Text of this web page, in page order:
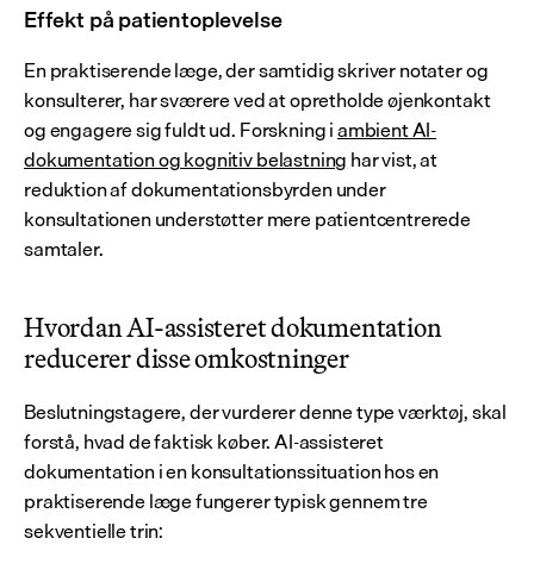
Effekt på patientoplevelse
En praktiserende læge, der samtidig skriver notater og
konsulterer, har sværere ved at opretholde øjenkontakt
og engagere sig fuldt ud. Forskning i ambient AI-
dokumentation og kognitiv belastning har vist, at
reduktion af dokumentationsbyrden under
konsultationen understøtter mere patientcentrerede
samtaler.
Hvordan AI-assisteret dokumentation
reducerer disse omkostninger
Beslutningstagere, der vurderer denne type værktøj, skal
forstå, hvad de faktisk køber. AI-assisteret
dokumentation i en konsultationssituation hos en
praktiserende læge fungerer typisk gennem tre
sekventielle trin: